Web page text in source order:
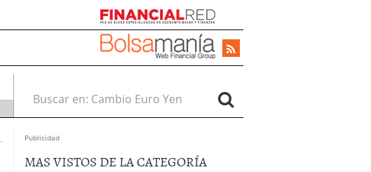
Buscar en:
Publicidad
MAS VISTOS DE LA CATEGORÍA